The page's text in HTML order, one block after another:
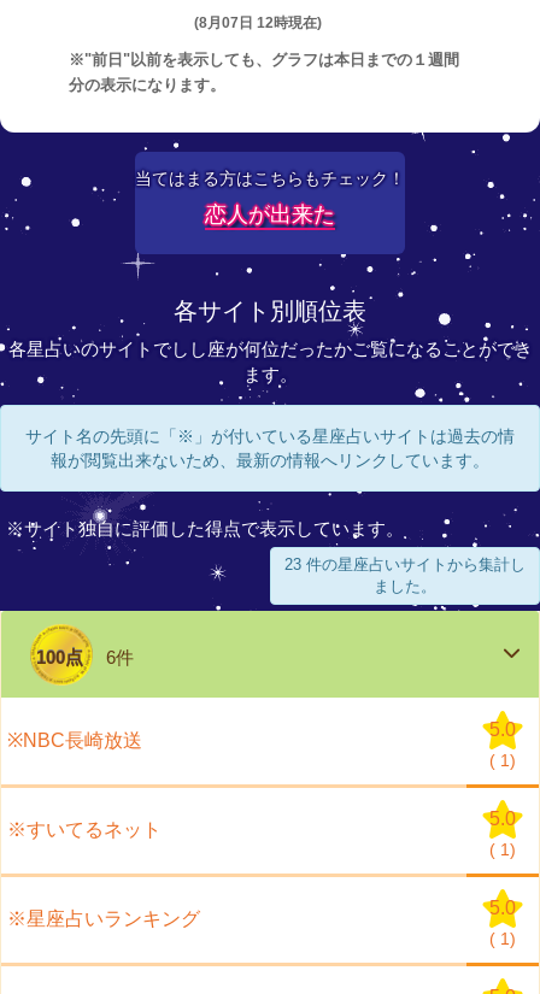
(8月07日 12時現在)
※"前日"以前を表示しても、グラフは本日までの１週間
分の表示になります。
当てはまる方はこちらもチェック！
恋人が出来た
各サイト別順位表
各星占いのサイトでしし座が何位だったかご覧になることができ
ます。
サイト名の先頭に「※」が付いている星座占いサイトは過去の情
報が閲覧出来ないため、最新の情報へリンクしています。
※サイト独自に評価した得点で表示しています。
23 件の星座占いサイトから集計し
ました。
100点 6件
※NBC長崎放送
5.0
( 1)
※すいてるネット
5.0
( 1)
※星座占いランキング
5.0
( 1)